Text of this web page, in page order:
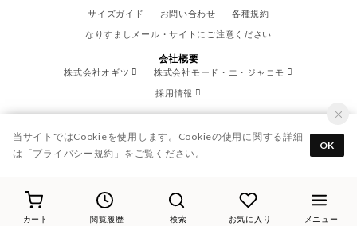
カート 閲覧履歴 検索 お気に入り メニュー
サイズガイド
お問い合わせ
各種規約
なりすましメール・サイトにご注意ください
会社概要
株式会社オギツ
株式会社モード・エ・ジャコモ
採用情報
© OGITSU CO.,LTD. / All Right Reserved.
当サイトではCookieを使用します。Cookieの使用に関する詳細
は「プライバシー規約 」をご覧ください。
OK